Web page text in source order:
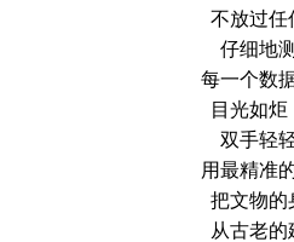
不放过任
仔细地
每一个数
目光如炬
双手轻
用最精准
把文物的
从古老的